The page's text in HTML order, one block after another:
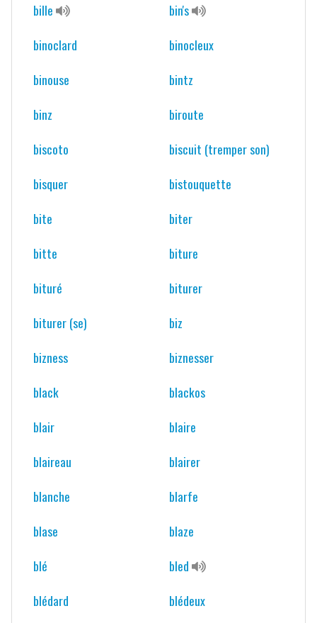
bille
bin's
binoclard
binocleux
binouse
bintz
binz
biroute
biscoto
biscuit (tremper son)
bisquer
bistouquette
bite
biter
bitte
biture
bituré
biturer
biturer (se)
biz
bizness
biznesser
black
blackos
blair
blaire
blaireau
blairer
blanche
blarfe
blase
blaze
blé
bled
blédard
blédeux